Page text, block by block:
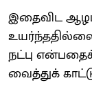
இதைவிட
நட்பு
வைத்துக்